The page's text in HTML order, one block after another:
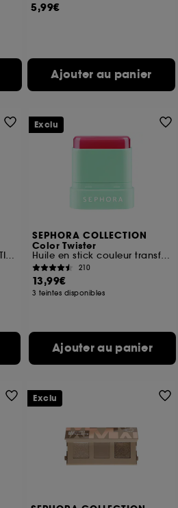
5,99€
Ajouter au panier
FLUIDE HYDRATANT PROTECTION QUOTIDIENNE SPF 30
SEPHORA COLLECTION
Color Twister
Huile en stick couleur transformative
210
13,99€
3 teintes disponibles
Ajouter au panier
Exclu
Exclu